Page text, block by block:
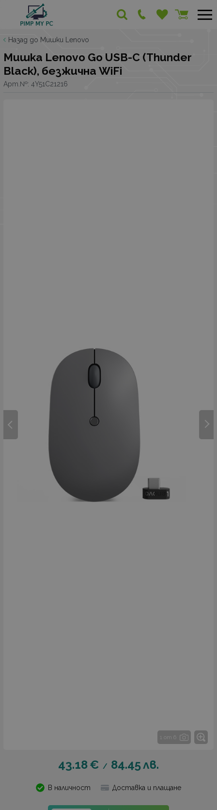
Назад до Мишки Lenovo
Мишка Lenovo Go USB-C (Thunder
Black), безжична WiFi
Арт.№: 4Y51C21216
1 от 6
43.18€ / 84.45лв.
В наличност Доставка и плащане